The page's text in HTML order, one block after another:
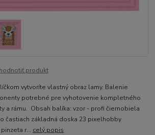
produkt
vytvoríte vlastný obraz lamy. Balenie
potrebné pre vyhotovenie kompletného
a rámu. Obsah balíka: vzor - profi čiernobiela
častiach základná doska 23 pixelhobby
r... celý popis